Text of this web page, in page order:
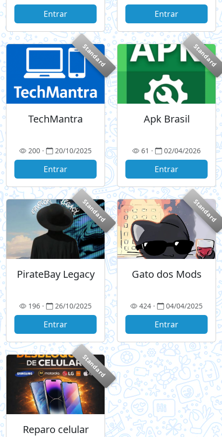
Entrar
𝗽𝗼𝗿 𝗧𝗲𝗹𝗲𝗴𝗿𝗮𝗺
Entrar
Standard
TechMantra
200 · 20/10/2025
Entrar
Standard
Apk Brasil
61 · 02/04/2026
Entrar
Standard
PirateBay Legacy
196 · 26/10/2025
Entrar
Standard
Gato dos Mods
424 · 04/04/2025
Entrar
Standard
Reparo celular